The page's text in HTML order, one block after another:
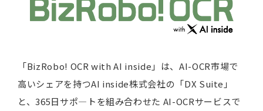
「BizRobo! OCR with AI inside」は、AI-OCR市場で
高いシェアを持つAI inside株式会社の「DX Suite」
と、365日サポ―トを組み合わせた AI-OCRサービスで